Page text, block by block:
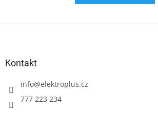
Kontakt
info@elektroplus.cz
777 223 234